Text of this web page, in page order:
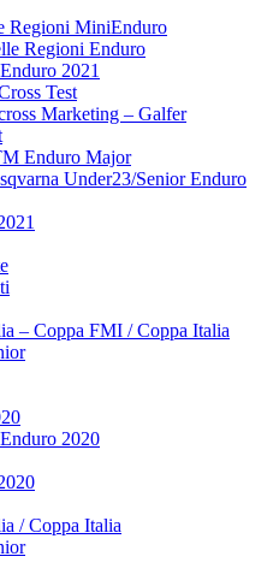
Regioni MiniEnduro
Regioni Enduro
2021
Test
Marketing – Galfer
Enduro Major
Under23/Senior Enduro
– Coppa FMI / Coppa Italia
2020
/ Coppa Italia